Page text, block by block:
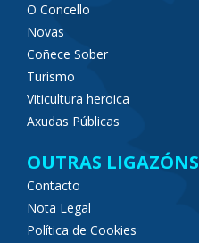
O Concello
Novas
Coñece Sober
Turismo
Viticultura heroica
Axudas Públicas
OUTRAS LIGAZÓNS
Contacto
Nota Legal
Política de Cookies